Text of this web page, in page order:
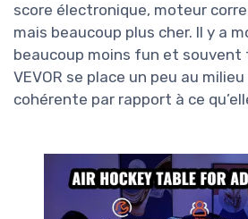
score électronique, moteur
mais beaucoup plus cher. Il y a
beaucoup moins fun et
VEVOR se place un peu au
cohérente par rapport à ce